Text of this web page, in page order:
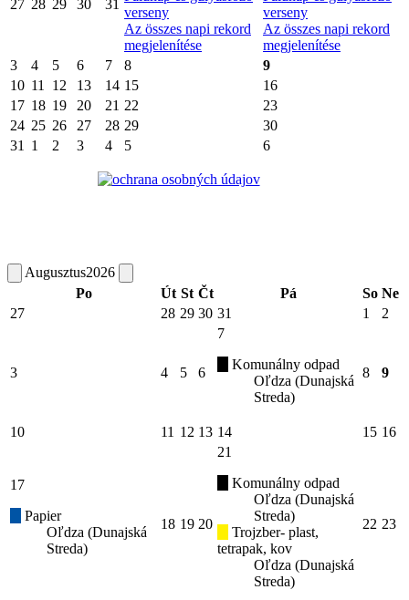
27 28 29 30 31
verseny
Az összes napi rekord
megjelenítése
verseny
Az összes napi rekord
megjelenítése
3
4 5 6 7 8
9
10 11 12 13 14 15
16
17 18 19 20 21 22
23
24 25 26 27 28 29
30
31
1 2 3 4 5 6
Augusztus2026
Po
Út St Čt Pá So Ne
27
28 29 30 31 1 2
3 4 5 6
7
Komunálny odpad
Oľdza (Dunajská
Streda)
8 9
10 11 12 13 14 15 16
17
Papier
Oľdza (Dunajská
Streda)
18 19 20
21
Komunálny odpad
Oľdza (Dunajská
Streda)
Trojzber- plast,
tetrapak, kov
Oľdza (Dunajská
Streda)
22 23